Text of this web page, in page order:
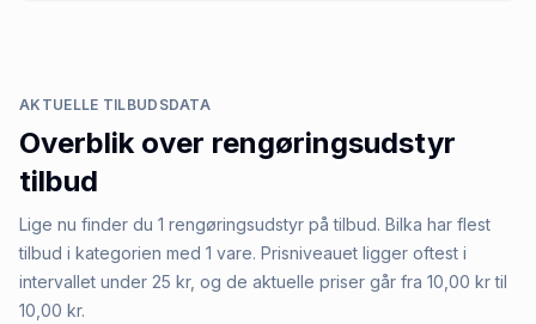
AKTUELLE TILBUDSDATA
Overblik over rengøringsudstyr
tilbud
Lige nu finder du 1 rengøringsudstyr på tilbud. Bilka har flest
tilbud i kategorien med 1 vare. Prisniveauet ligger oftest i
intervallet under 25 kr, og de aktuelle priser går fra 10,00 kr til
10,00 kr.